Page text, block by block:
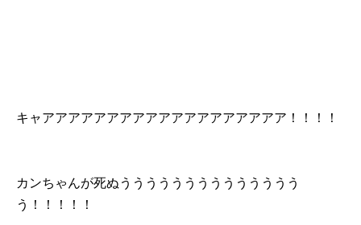
キャアアアアアアアアアアアアアアアアアアア！！！！
カンちゃんが死ぬうううううううううううううう
う！！！！！